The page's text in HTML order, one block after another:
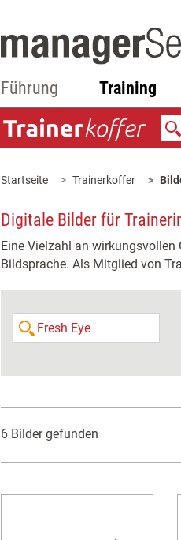
Führung Training
Startseite Trainerkoffer
Digitale Bilder für
Eine Vielzahl an
Bildsprache. Als Mitglied von
6 Bilder gefunden